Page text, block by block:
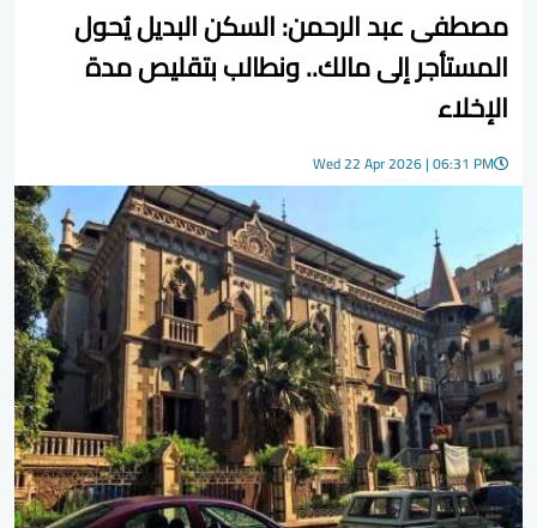
مصطفى عبد الرحمن: السكن البديل يُحول
المستأجر إلى مالك.. ونطالب بتقليص مدة
الإخلاء
Wed 22 Apr 2026 | 06:31 PM